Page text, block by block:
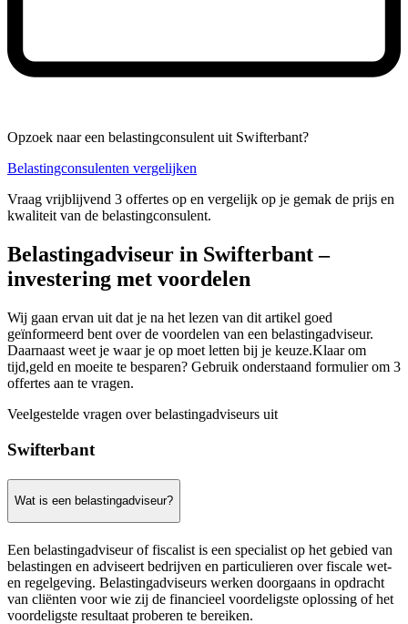
Opzoek naar een belastingconsulent uit Swifterbant?
Belastingconsulenten vergelijken
Vraag vrijblijvend 3 offertes op en vergelijk op je gemak de prijs en
kwaliteit van de belastingconsulent.
Belastingadviseur in Swifterbant –
investering met voordelen
Wij gaan ervan uit dat je na het lezen van dit artikel goed
geïnformeerd bent over de voordelen van een belastingadviseur.
Daarnaast weet je waar je op moet letten bij je keuze.Klaar om
tijd,geld en moeite te besparen? Gebruik onderstaand formulier om 3
offertes aan te vragen.
Veelgestelde vragen over belastingadviseurs uit
Swifterbant
Wat is een belastingadviseur?
Een belastingadviseur of fiscalist is een specialist op het gebied van
belastingen en adviseert bedrijven en particulieren over fiscale wet-
en regelgeving. Belastingadviseurs werken doorgaans in opdracht
van cliënten voor wie zij de financieel voordeligste oplossing of het
voordeligste resultaat proberen te bereiken.